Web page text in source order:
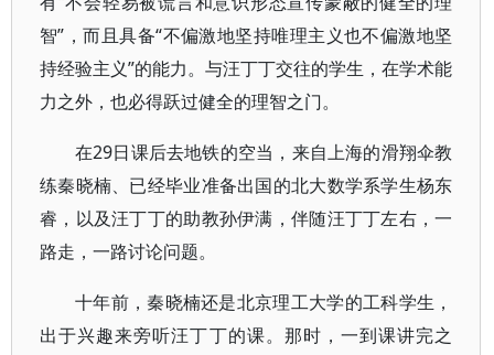
智”，而且具备“不偏激地坚持唯理主义也不偏激地坚
持经验主义”的能力。与汪丁丁交往的学生，在学术能
力之外，也必得跃过健全的理智之门。
在29日课后去地铁的空当，来自上海的滑翔伞教
练秦晓楠、已经毕业准备出国的北大数学系学生杨东
睿，以及汪丁丁的助教孙伊满，伴随汪丁丁左右，一
路走，一路讨论问题。
十年前，秦晓楠还是北京理工大学的工科学生，
出于兴趣来旁听汪丁丁的课。那时，一到课讲完之